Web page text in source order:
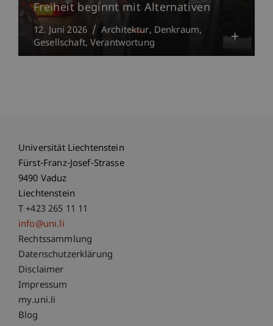
Freiheit beginnt mit Alternativen
12. Juni 2026 Architektur Denkraum
Gesellschaft Verantwortung
Universität Liechtenstein
Fürst-Franz-Josef-Strasse
9490 Vaduz
Liechtenstein
T +423 265 11 11
info@uni.li
Fußzeile Rechtliche Hinweise
Rechtssammlung
Datenschutzerklärung
Disclaimer
Impressum
Fußzeile Subdomain-Verzeichnis
my.uni.li
Blog